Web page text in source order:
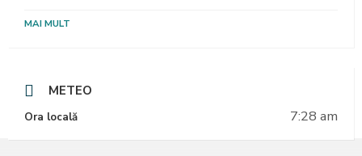
MAI MULT
METEO
Ora locală 7:28 am